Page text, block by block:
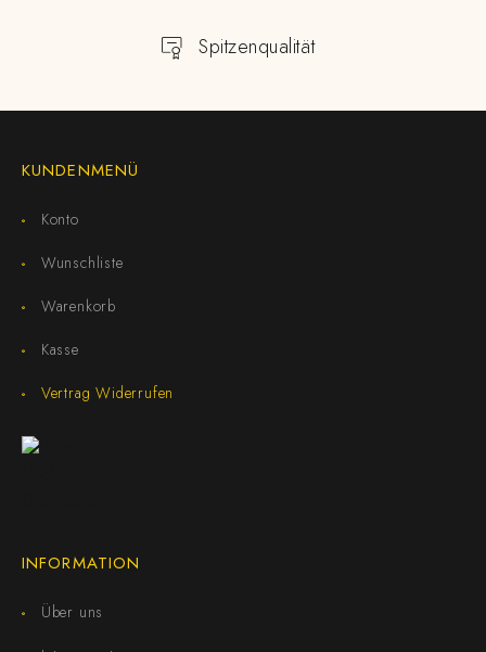
Spitzenqualität
KUNDENMENÜ
Konto
Wunschliste
Warenkorb
Kasse
Vertrag Widerrufen
INFORMATION
Über uns